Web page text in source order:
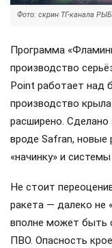
Фото: скрин ТГ-канала
Программа
производство
Point работает над
производство
расширено. Сделано
вроде Safran, новые
«начинку» и
Не стоит
ракета — далеко не
вполне может быть
ПВО. Опасность